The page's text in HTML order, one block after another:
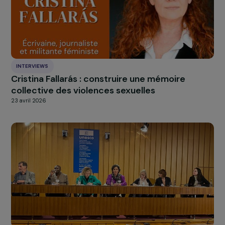
Explorer les actualités
Cristina Fallarás : construire une mémoire
collective des violences sexuelles
23 avril 2026